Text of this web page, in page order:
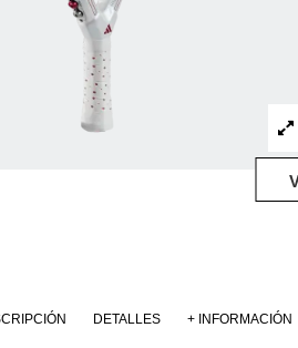
DETALLES + INFORMACIÓN